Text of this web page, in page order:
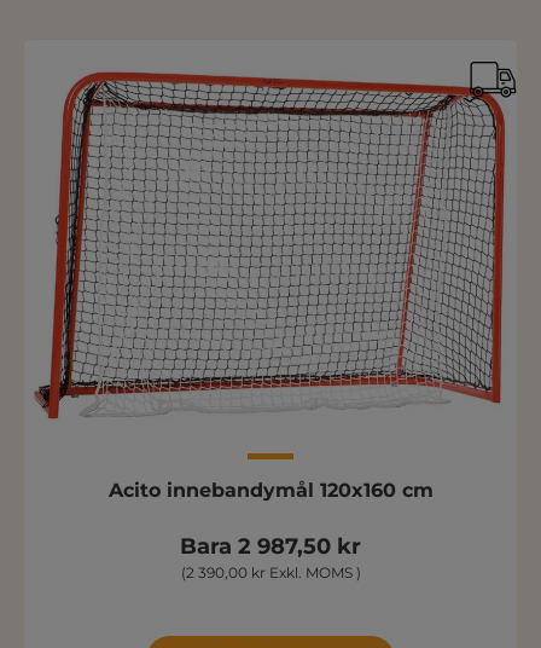
Acito innebandymål 120x160 cm
Bara 2 987,50 kr
(2 390,00 kr Exkl. MOMS )